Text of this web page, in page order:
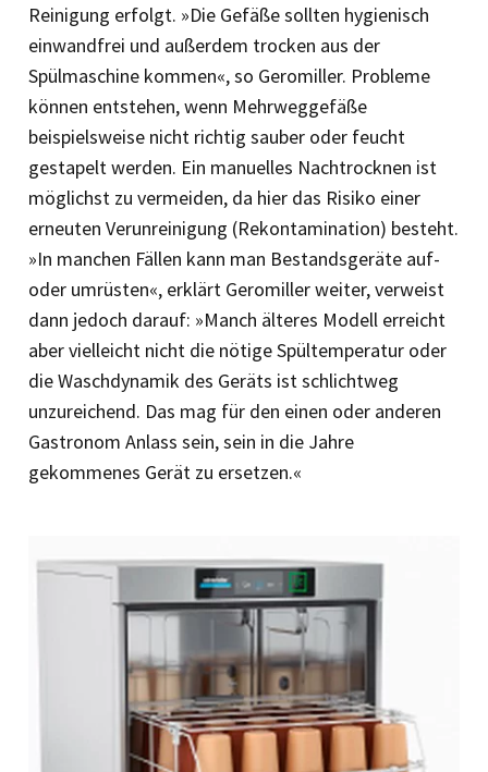
Reinigung erfolgt. »Die Gefäße sollten hygienisch
einwandfrei und außerdem trocken aus der
Spülmaschine kommen«, so Geromiller. Probleme
können entstehen, wenn Mehrweggefäße
beispielsweise nicht richtig sauber oder feucht
gestapelt werden. Ein manuelles Nachtrocknen ist
möglichst zu vermeiden, da hier das Risiko einer
erneuten Verunreinigung (Rekontamination) besteht.
»In manchen Fällen kann man Bestandsgeräte auf-
oder umrüsten«, erklärt Geromiller weiter, verweist
dann jedoch darauf: »Manch älteres Modell erreicht
aber vielleicht nicht die nötige Spültemperatur oder
die Waschdynamik des Geräts ist schlichtweg
unzureichend. Das mag für den einen oder anderen
Gastronom Anlass sein, sein in die Jahre
gekommenes Gerät zu ersetzen.«